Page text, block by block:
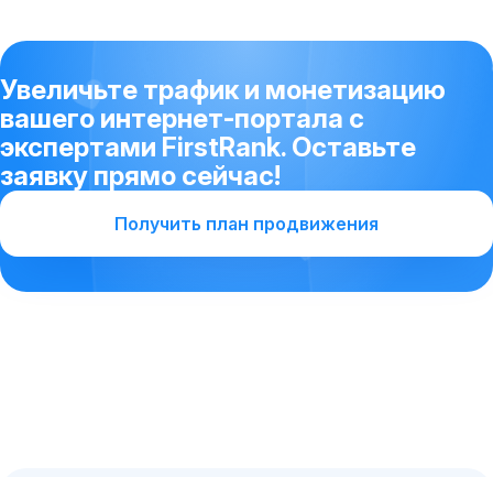
Увеличьте трафик и монетизацию
вашего интернет-портала с
экспертами FirstRank. Оставьте
заявку прямо сейчас!
Получить план продвижения